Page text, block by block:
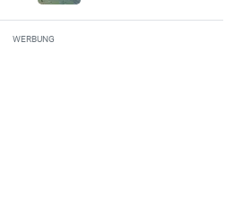
WERBUNG